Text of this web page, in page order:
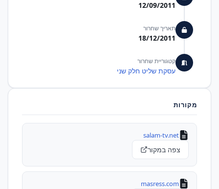
12/09/2011
תאריך שחרור
18/12/2011
קטגוריית שחרור
עסקת שליט חלק שני
מקורות
salam-tv.net
צפה במקור
masress.com